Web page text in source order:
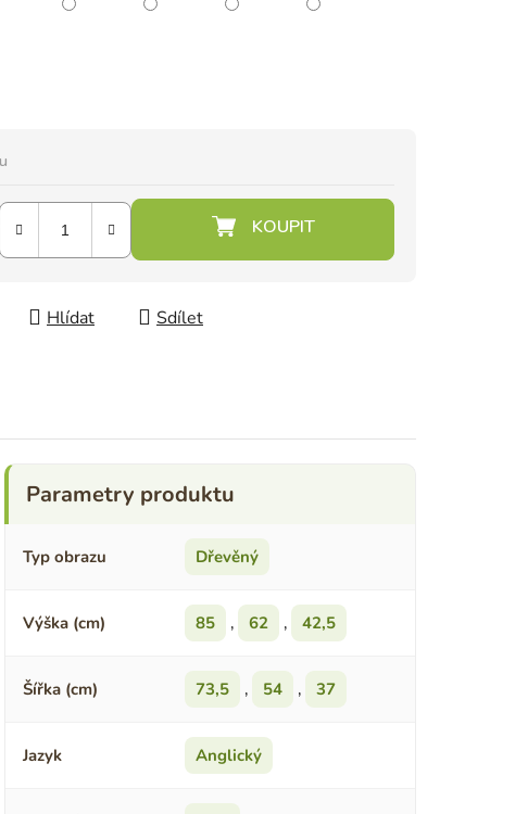
Hlídat Sdílet
Typ obrazu Dřevěný
Výška (cm) 85 , 62 , 42,5
Šířka (cm) 73,5 , 54 , 37
Jazyk Anglický